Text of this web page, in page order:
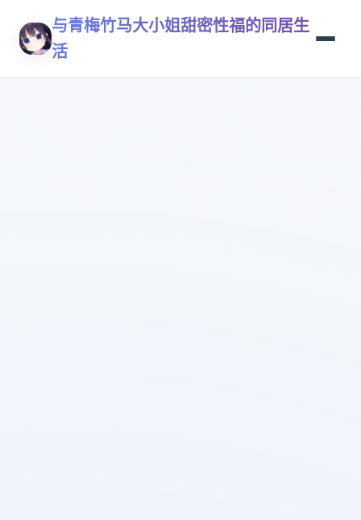
与青梅竹马大小姐甜密性福的同居生
活